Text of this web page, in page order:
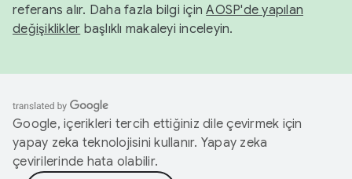
referans alır. Daha fazla bilgi içinAOSP'de yapılan
değişiklikler başlıklı makaleyi inceleyin.
Google, içerikleri tercih ettiğiniz dile çevirmek için
yapay zeka teknolojisini kullanır. Yapay zeka
çevirilerinde hata olabilir.